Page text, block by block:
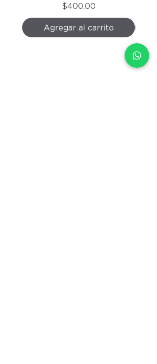
Precio
$400.00
Agregar al carrito